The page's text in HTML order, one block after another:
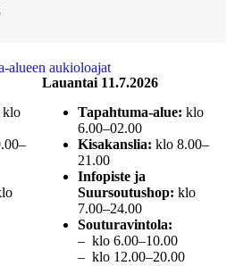
alueen aukioloajat
klo
Lauantai 11.7.2026
Tapahtuma-alue: klo
6.00–02.00
Kisakanslia: klo 8.00–
21.00
Infopiste ja
Suursoutushop: klo
7.00–24.00
Souturavintola:
– klo 6.00–10.00
– klo 12.00–20.00